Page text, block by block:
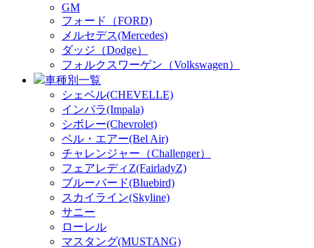
GM
フォード（FORD)
メルセデス(Mercedes)
ダッジ（Dodge）
フォルクスワーゲン（Volkswagen）
車種別一覧
シェベル(CHEVELLE)
インパラ(Impala)
シボレー(Chevrolet)
ベル・エアー(Bel Air)
チャレンジャー（Challenger）
フェアレディZ(FairladyZ)
ブルーバード(Bluebird)
スカイライン(Skyline)
サニー
ローレル
マスタング(MUSTANG)